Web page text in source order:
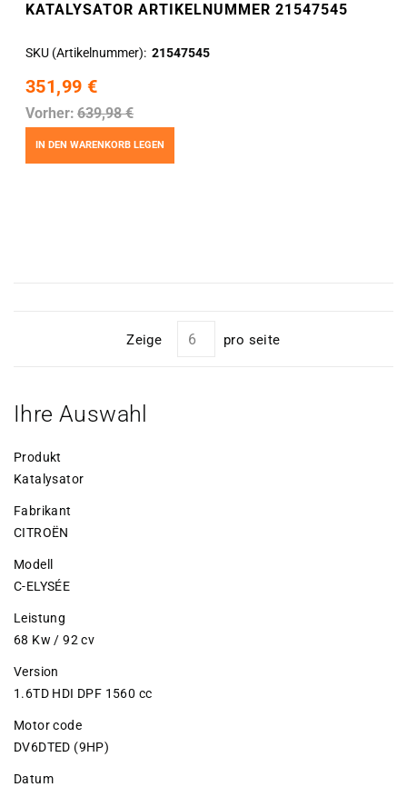
KATALYSATOR ARTIKELNUMMER 21547545
SKU (Artikelnummer) 21547545
351,99 €
Vorher: 639,98 €
IN DEN WARENKORB LEGEN
Zeige pro seite
Ihre Auswahl
Produkt
Katalysator
Fabrikant
CITROËN
Modell
C-ELYSÉE
Leistung
68 Kw / 92 cv
Version
1.6TD HDI DPF 1560 cc
Motor code
DV6DTED (9HP)
Datum